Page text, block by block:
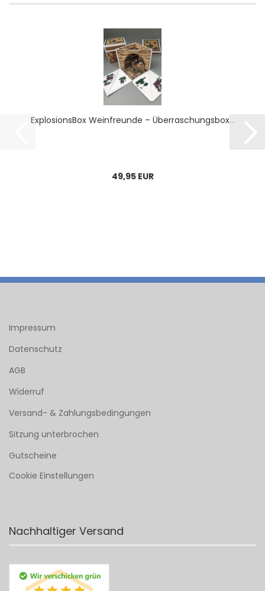
Ex­plo­si­ons­Box Wein­freun­de – Über­ra­schungs­box...
49,95 EUR
Impressum
Datenschutz
AGB
Widerruf
Versand- & Zahlungsbedingungen
Sitzung unterbrochen
Gutscheine
Cookie Einstellungen
Nachhaltiger Versand